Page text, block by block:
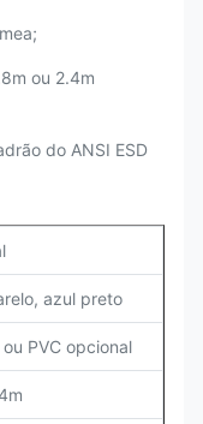
ou 2.4m
do ANSI ESD
azul preto
PVC opcional